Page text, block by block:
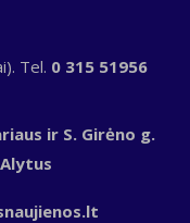
Tel. 0 315 51956
ir S. Girėno g.